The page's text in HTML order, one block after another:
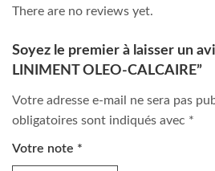
There are no reviews yet.
Soyez le premier à laisser un
LINIMENT OLEO-CALCAIRE”
Votre adresse e-mail ne sera pas
obligatoires sont indiqués avec *
Votre note *